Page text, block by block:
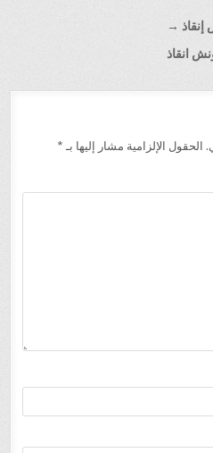
إنقاذ →
انقاذ
الحقول الإلزامية مشار إليها بـ *